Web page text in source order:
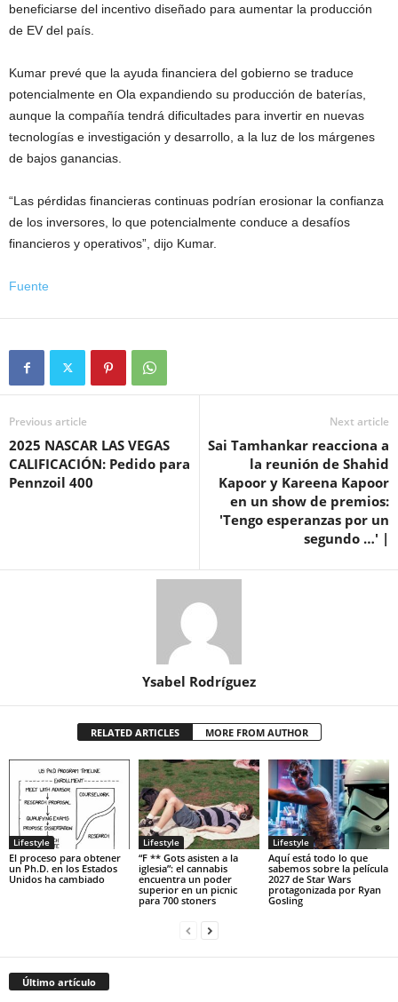
beneficiarse del incentivo diseñado para aumentar la producción
de EV del país.
Kumar prevé que la ayuda financiera del gobierno se traduce
potencialmente en Ola expandiendo su producción de baterías,
aunque la compañía tendrá dificultades para invertir en nuevas
tecnologías e investigación y desarrollo, a la luz de los márgenes
de bajos ganancias.
“Las pérdidas financieras continuas podrían erosionar la confianza
de los inversores, lo que potencialmente conduce a desafíos
financieros y operativos”, dijo Kumar.
Fuente
Previous article
2025 NASCAR LAS VEGAS
CALIFICACIÓN: Pedido para
Pennzoil 400
Next article
Sai Tamhankar reacciona a
la reunión de Shahid
Kapoor y Kareena Kapoor
en un show de premios:
'Tengo esperanzas por un
segundo …' |
Ysabel Rodríguez
RELATED ARTICLES MORE FROM AUTHOR
Lifestyle
El proceso para obtener
un Ph.D. en los Estados
Unidos ha cambiado
Lifestyle
“F ** Gots asisten a la
iglesia”: el cannabis
encuentra un poder
superior en un picnic
para 700 stoners
Lifestyle
Aquí está todo lo que
sabemos sobre la película
2027 de Star Wars
protagonizada por Ryan
Gosling
Último artículo